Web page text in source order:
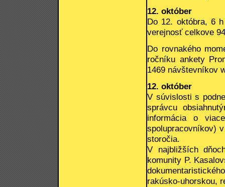
12. október
Do 12. októbra, 6
verejnosť celkove
Do rovnakého
ročníku ankety
1469 návštevníkov
12. október
V súvislosti s
správcu
informácia o
spolupracovníkov)
storočia.
V najbližších
komunity P.
rakúsko-uhorskou,